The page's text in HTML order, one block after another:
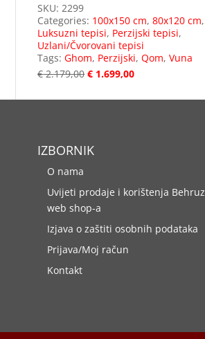
SKU: 2299
Categories: 100x150 cm,80x120 cm,
Luksuzni tepisi, Perzijski tepisi,
Uzlani/Čvorovani tepisi
Tags:Ghom, Perzijski,Qom,Vuna
€2.179,00 € 1.699,00
IZBORNIK
O nama
Uvijeti prodaje i korištenja Behruz
web shop-a
Izjava o zaštiti osobnih podataka
Prijava/Moj račun
Kontakt